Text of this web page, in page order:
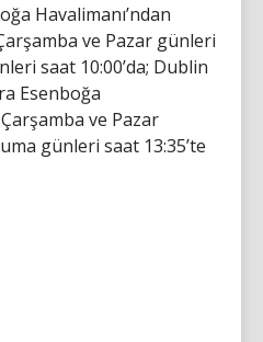
Havalimanı’ndan
ve Pazar günleri
saat 10:00’da; Dublin
Esenboğa
ve Pazar
günleri saat 13:35’te